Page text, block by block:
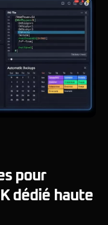
pour
dédié haute